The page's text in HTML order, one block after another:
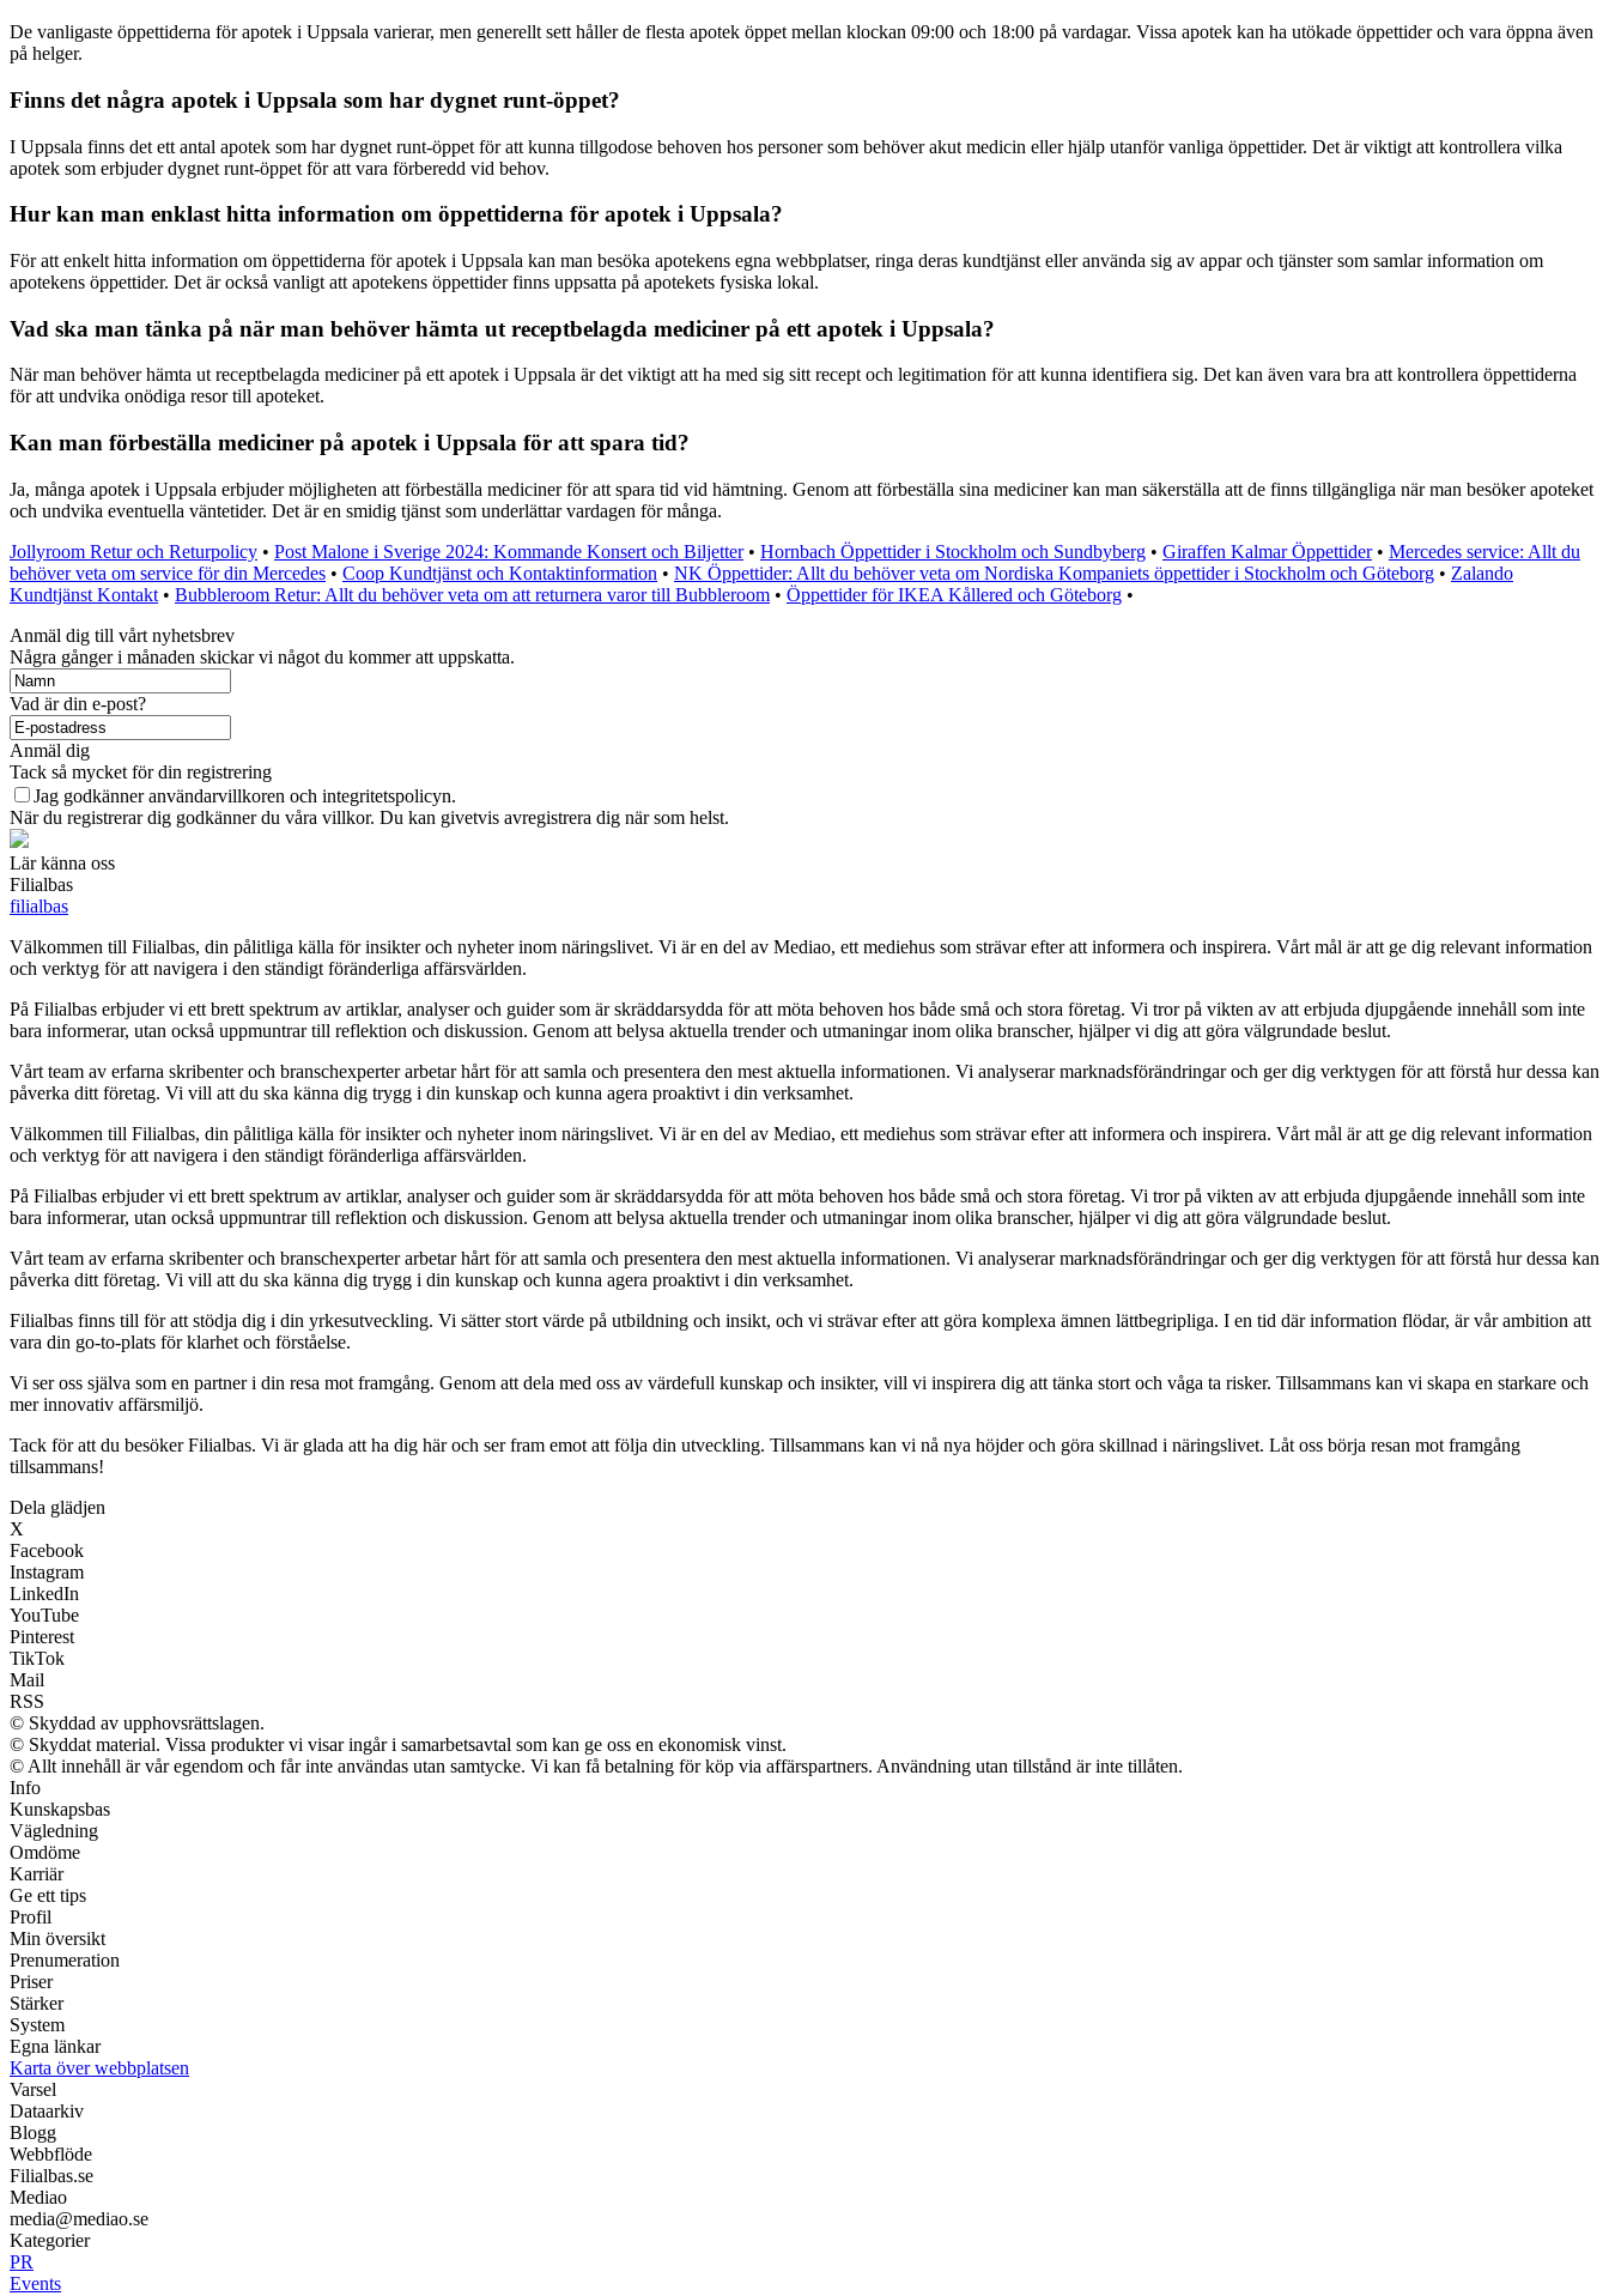
De vanligaste öppettiderna för apotek i Uppsala varierar, men generellt sett håller de flesta apotek öppet mellan klockan 09:00 och 18:00 på vardagar. Vissa apotek kan ha utökade öppettider och vara öppna även
på helger.
Finns det några apotek i Uppsala som har dygnet runt-öppet?
I Uppsala finns det ett antal apotek som har dygnet runt-öppet för att kunna tillgodose behoven hos personer som behöver akut medicin eller hjälp utanför vanliga öppettider. Det är viktigt att kontrollera vilka
apotek som erbjuder dygnet runt-öppet för att vara förberedd vid behov.
Hur kan man enklast hitta information om öppettiderna för apotek i Uppsala?
För att enkelt hitta information om öppettiderna för apotek i Uppsala kan man besöka apotekens egna webbplatser, ringa deras kundtjänst eller använda sig av appar och tjänster som samlar information om
apotekens öppettider. Det är också vanligt att apotekens öppettider finns uppsatta på apotekets fysiska lokal.
Vad ska man tänka på när man behöver hämta ut receptbelagda mediciner på ett apotek i Uppsala?
När man behöver hämta ut receptbelagda mediciner på ett apotek i Uppsala är det viktigt att ha med sig sitt recept och legitimation för att kunna identifiera sig. Det kan även vara bra att kontrollera öppettiderna
för att undvika onödiga resor till apoteket.
Kan man förbeställa mediciner på apotek i Uppsala för att spara tid?
Ja, många apotek i Uppsala erbjuder möjligheten att förbeställa mediciner för att spara tid vid hämtning. Genom att förbeställa sina mediciner kan man säkerställa att de finns tillgängliga när man besöker apoteket
och undvika eventuella väntetider. Det är en smidig tjänst som underlättar vardagen för många.
Jollyroom Retur och Returpolicy • Post Malone i Sverige 2024: Kommande Konsert och Biljetter• Hornbach Öppettider i Stockholm och Sundbyberg • Giraffen Kalmar Öppettider• Mercedes service: Allt du
behöver veta om service för din Mercedes • Coop Kundtjänst och Kontaktinformation • NK Öppettider: Allt du behöver veta om Nordiska Kompaniets öppettider i Stockholm och Göteborg • Zalando
Kundtjänst Kontakt • Bubbleroom Retur: Allt du behöver veta om att returnera varor till Bubbleroom • Öppettider för IKEA Kållered och Göteborg •
Anmäl dig till vårt nyhetsbrev
Några gånger i månaden skickar vi något du kommer att uppskatta.
Vad är din e-post?
Anmäl dig
Tack så mycket för din registrering
Jag godkänner användarvillkoren och integritetspolicyn.
När du registrerar dig godkänner du våra villkor. Du kan givetvis avregistrera dig när som helst.
Lär känna oss
Filialbas
filialbas
Välkommen till Filialbas, din pålitliga källa för insikter och nyheter inom näringslivet. Vi är en del av Mediao, ett mediehus som strävar efter att informera och inspirera. Vårt mål är att ge dig relevant information
och verktyg för att navigera i den ständigt föränderliga affärsvärlden.
På Filialbas erbjuder vi ett brett spektrum av artiklar, analyser och guider som är skräddarsydda för att möta behoven hos både små och stora företag. Vi tror på vikten av att erbjuda djupgående innehåll som inte
bara informerar, utan också uppmuntrar till reflektion och diskussion. Genom att belysa aktuella trender och utmaningar inom olika branscher, hjälper vi dig att göra välgrundade beslut.
Vårt team av erfarna skribenter och branschexperter arbetar hårt för att samla och presentera den mest aktuella informationen. Vi analyserar marknadsförändringar och ger dig verktygen för att förstå hur dessa kan
påverka ditt företag. Vi vill att du ska känna dig trygg i din kunskap och kunna agera proaktivt i din verksamhet.
Välkommen till Filialbas, din pålitliga källa för insikter och nyheter inom näringslivet. Vi är en del av Mediao, ett mediehus som strävar efter att informera och inspirera. Vårt mål är att ge dig relevant information
och verktyg för att navigera i den ständigt föränderliga affärsvärlden.
På Filialbas erbjuder vi ett brett spektrum av artiklar, analyser och guider som är skräddarsydda för att möta behoven hos både små och stora företag. Vi tror på vikten av att erbjuda djupgående innehåll som inte
bara informerar, utan också uppmuntrar till reflektion och diskussion. Genom att belysa aktuella trender och utmaningar inom olika branscher, hjälper vi dig att göra välgrundade beslut.
Vårt team av erfarna skribenter och branschexperter arbetar hårt för att samla och presentera den mest aktuella informationen. Vi analyserar marknadsförändringar och ger dig verktygen för att förstå hur dessa kan
påverka ditt företag. Vi vill att du ska känna dig trygg i din kunskap och kunna agera proaktivt i din verksamhet.
Filialbas finns till för att stödja dig i din yrkesutveckling. Vi sätter stort värde på utbildning och insikt, och vi strävar efter att göra komplexa ämnen lättbegripliga. I en tid där information flödar, är vår ambition att
vara din go-to-plats för klarhet och förståelse.
Vi ser oss själva som en partner i din resa mot framgång. Genom att dela med oss av värdefull kunskap och insikter, vill vi inspirera dig att tänka stort och våga ta risker. Tillsammans kan vi skapa en starkare och
mer innovativ affärsmiljö.
Tack för att du besöker Filialbas. Vi är glada att ha dig här och ser fram emot att följa din utveckling. Tillsammans kan vi nå nya höjder och göra skillnad i näringslivet. Låt oss börja resan mot framgång
tillsammans!
Dela glädjen
X
Facebook
Instagram
LinkedIn
YouTube
Pinterest
TikTok
Mail
RSS
© Skyddad av upphovsrättslagen.
© Skyddat material. Vissa produkter vi visar ingår i samarbetsavtal som kan ge oss en ekonomisk vinst.
© Allt innehåll är vår egendom och får inte användas utan samtycke. Vi kan få betalning för köp via affärspartners. Användning utan tillstånd är inte tillåten.
Info
Kunskapsbas
Vägledning
Omdöme
Karriär
Ge ett tips
Profil
Min översikt
Prenumeration
Priser
Stärker
System
Egna länkar
Karta över webbplatsen
Varsel
Dataarkiv
Blogg
Webbflöde
Filialbas.se
Mediao
media@mediao.se
Kategorier
PR
Events